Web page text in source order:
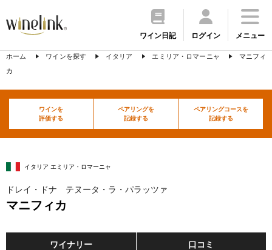
ワイン日記 ログイン メニュー
ホーム ワインを探す イタリア エミリア・ロマーニャ
マニフィ
カ
ワインを
評価する
ペアリングを
記録する
ペアリングコースを
記録する
イタリア エミリア・ロマーニャ
ドレイ・ドナ テヌータ・ラ・パラッツァ
マニフィカ
ワイナリー 口コミ